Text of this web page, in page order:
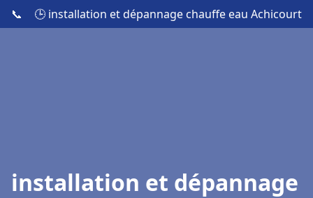
📞 🕒 installation et dépannage chauffe eau Achicourt
installation et dépannage